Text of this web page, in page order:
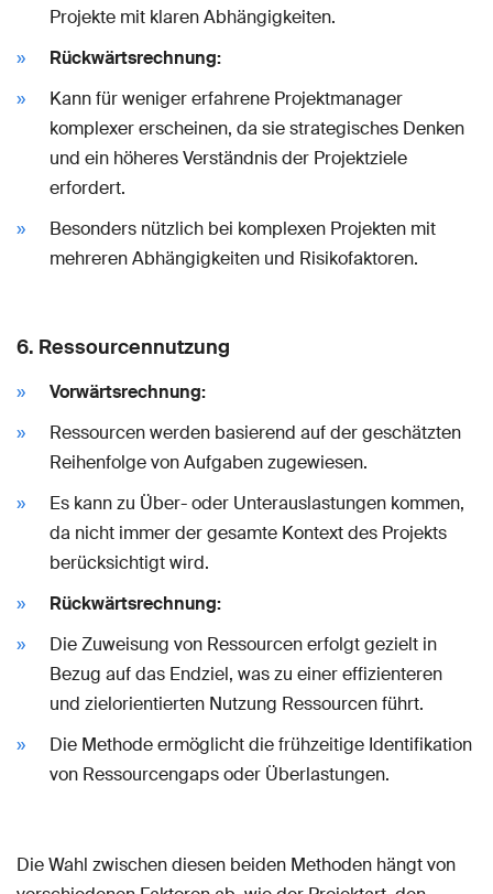
Projekte mit klaren Abhängigkeiten.
Rückwärtsrechnung:
Kann für weniger erfahrene Projektmanager
komplexer erscheinen, da sie strategisches Denken
und ein höheres Verständnis der Projektziele
erfordert.
Besonders nützlich bei komplexen Projekten mit
mehreren Abhängigkeiten und Risikofaktoren.
6. Ressourcennutzung
Vorwärtsrechnung:
Ressourcen werden basierend auf der geschätzten
Reihenfolge von Aufgaben zugewiesen.
Es kann zu Über- oder Unterauslastungen kommen,
da nicht immer der gesamte Kontext des Projekts
berücksichtigt wird.
Rückwärtsrechnung:
Die Zuweisung von Ressourcen erfolgt gezielt in
Bezug auf das Endziel, was zu einer effizienteren
und zielorientierten Nutzung Ressourcen führt.
Die Methode ermöglicht die frühzeitige Identifikation
von Ressourcengaps oder Überlastungen.
Die Wahl zwischen diesen beiden Methoden hängt von